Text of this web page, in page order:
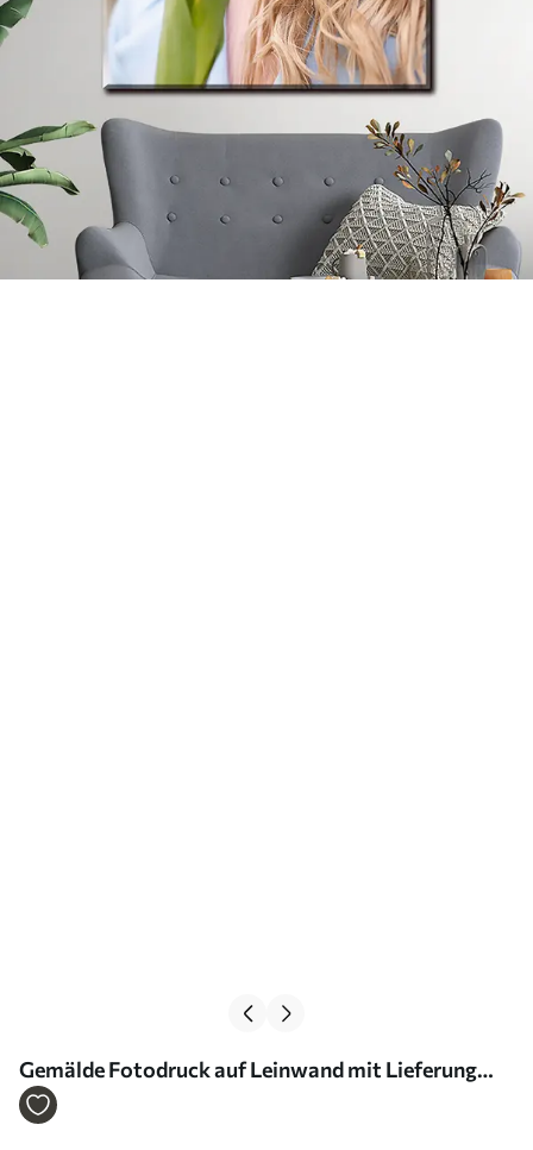
Gemälde Fotodruck auf Leinwand mit Lieferung
Art. s33120